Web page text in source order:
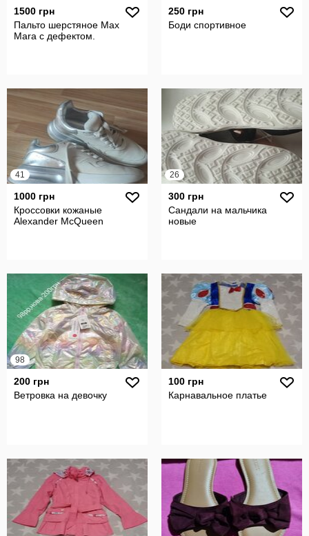
1500 грн
Пальто шерстяное Max
Mara с дефектом.
250 грн
Боди спортивное
41
1000 грн
Кроссовки кожаные
Alexander McQueen
26
300 грн
Сандали на мальчика
новые
98
200 грн
Ветровка на девочку
100 грн
Карнавальное платье